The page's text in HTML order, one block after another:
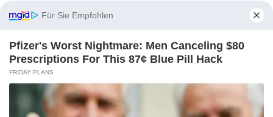
JETZT MEHR ERFAHREN
Aktien ATX DAX EuroStoxx 50 NASDAQ 100 Nikkei 225
Für Sie Empfohlen
Pfizer's Worst Nightmare: Men Canceling $80
Prescriptions For This 87¢ Blue Pill Hack
FRIDAY PLANS